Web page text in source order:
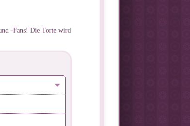
-Fans! Die Torte wird